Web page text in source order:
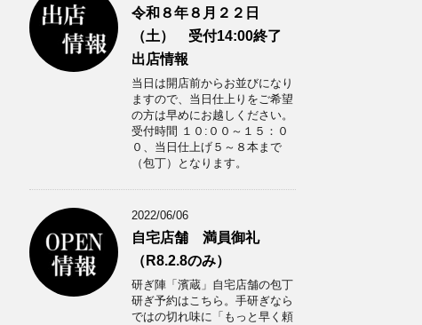
令和８年８月２２日
（土） 受付14:00終了
出店情報
当日は開店前からお並びになり
ますので、当日仕上りをご希望
の方は早めにお越しください。
受付時間 １０:００～１５：０
０、当日仕上げ５～８本まで
（包丁）となります。
2022/06/06
自宅店舗 満員御礼
（R8.2.8のみ）
研ぎ陣「濱蔵」自宅店舗の包丁
研ぎ予約はこちら。手研ぎなら
ではの切れ味に「もっと早く頼